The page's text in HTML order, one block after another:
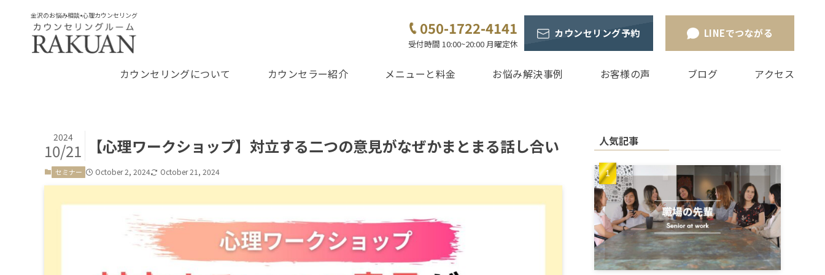
金沢のお悩み相談•心理カウンセリング
050-1722-4141
受付時間 10:00~20:00 月曜定休
カウンセリング予約 LINEでつながる
カウンセリングについて カウンセラー紹介 メニューと料金 お悩み解決事例 お客様の声 ブログ アクセス
【心理ワークショップ】対立する二つの意見がなぜかまとまる話し合い
2024
10/21
セミナー October 2, 2024 October 21, 2024
人気記事